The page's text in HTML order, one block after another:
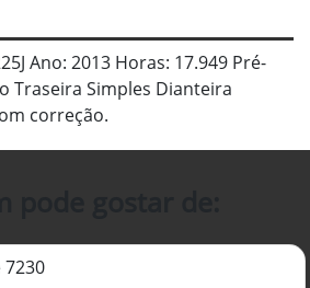
Ano: 2013 Horas: 17.949 Pré-
Traseira Simples Dianteira
correção.